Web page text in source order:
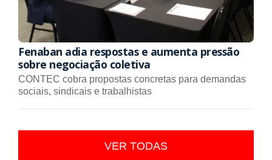
Fenaban adia respostas e aumenta pressão
sobre negociação coletiva
CONTEC cobra propostas concretas para demandas
sociais, sindicais e trabalhistas
VER TODAS